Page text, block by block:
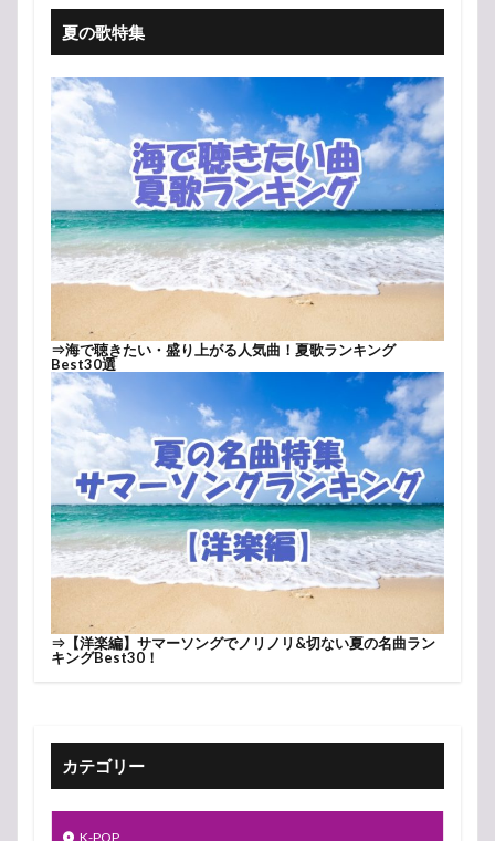
夏の歌特集
⇒海で聴きたい・盛り上がる人気曲！夏歌ランキング
Best30選
⇒ 【洋楽編】サマーソングでノリノリ&切ない夏の名曲ラン
キングBest30！
カテゴリー
K-POP